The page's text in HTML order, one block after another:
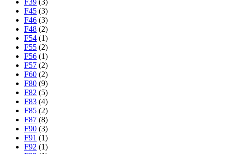
F39 (3)
F45 (3)
F46 (3)
F48 (2)
F54 (1)
F55 (2)
F56 (1)
F57 (2)
F60 (2)
F80 (9)
F82 (5)
F83 (4)
F85 (2)
F87 (8)
F90 (3)
F91 (1)
F92 (1)